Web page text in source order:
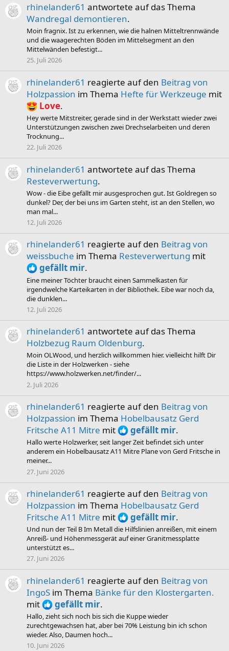
rhinelander61 antwortete auf das Thema
Wandregal demontieren.
Moin fragnix. Ist zu erkennen, wie die halnen Mitteltrennwände
und die waagerechten Böden im Mittelsegment an den
Mittelwänden befestigt...
25. Juli 2026
rhinelander61 reagierte auf den Beitrag von
Holzpassion im Thema Hefte für Werkzeuge mit
Love.
Hey werte Mitstreiter, gerade sind in der Werkstatt wieder zwei
Unterstützungen zwischen zwei Drechselarbeiten und deren
Trocknung...
22. Juli 2026
rhinelander61 antwortete auf das Thema
Resteverwertung.
Wow - die Eibe gefällt mir ausgesprochen gut. Ist Goldregen so
dunkel? Der, der bei uns im Garten steht, ist an den Stellen, wo
man mal...
12. Juli 2026
rhinelander61 reagierte auf den Beitrag von
weissbuche im Thema Resteverwertung mit
gefällt mir.
Eine meiner Töchter braucht einen Sammelkasten für
irgendwelche Karteikarten in der Bibliothek. Eibe war noch da,
die dunklen...
12. Juli 2026
rhinelander61 antwortete auf das Thema
Holzbezug Raum Oldenburg.
Moin OLWood, und herzlich willkommen hier. vielleicht hilft Dir
die Liste in der Holzwerken - siehe
https://www.holzwerken.net/finder/...
2. Juli 2026
rhinelander61 reagierte auf den Beitrag von
Holzpassion im Thema Hobelbausatz Gerd
Fritsche A11 Mitre mit gefällt mir.
Hallo werte Holzwerker, seit langer Zeit befindet sich unter
anderem ein Hobelbausatz A11 Mitre Plane von Gerd Fritsche in
meiner...
27. Juni 2026
rhinelander61 reagierte auf den Beitrag von
Holzpassion im Thema Hobelbausatz Gerd
Fritsche A11 Mitre mit gefällt mir.
Und nun der Teil B Im Metall die Hilfslinien anreißen, mit einem
Anreiß- und Höhenmessgerät auf einer Granitmessplatte
unterstützt es...
27. Juni 2026
rhinelander61 reagierte auf den Beitrag von
IngoS im Thema Bänke für den Klostergarten.
mit
gefällt mir.
Hallo, zieht sich noch bis sich die Kuppe wieder
zurechtgewachsen hat, aber bei 70% Leistung bin ich schon
wieder. Also, Daumen hoch...
10. Juni 2026